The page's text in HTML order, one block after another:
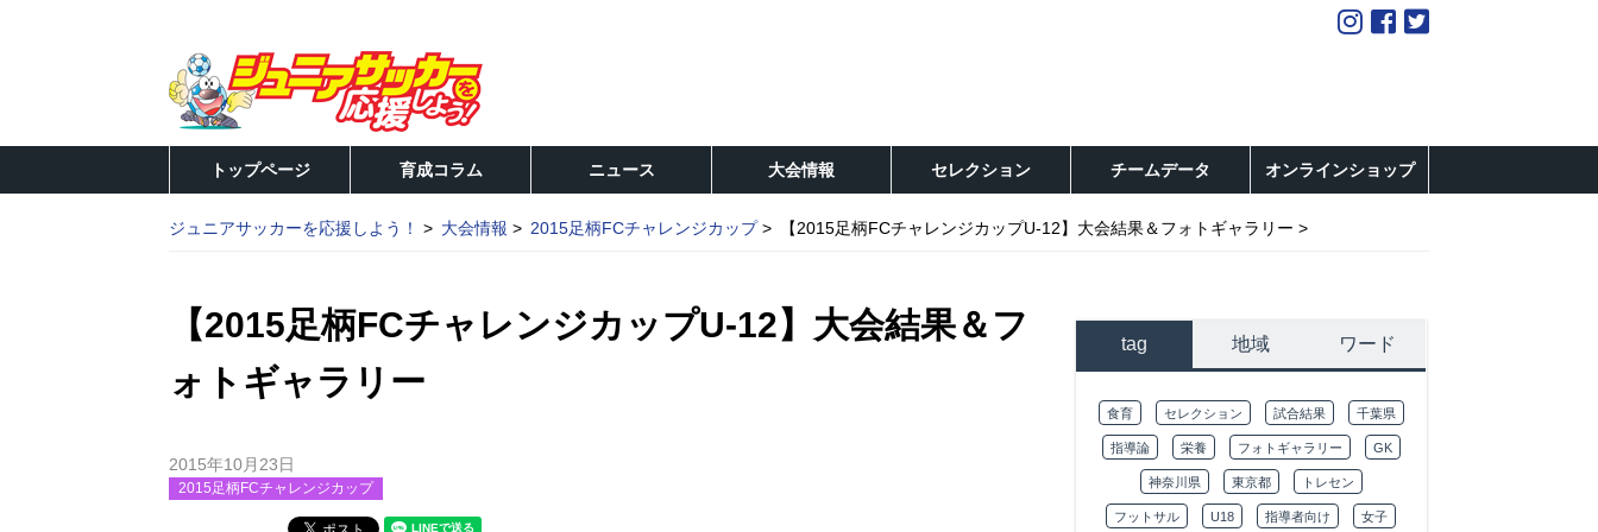
トップページ 育成コラム ニュース 大会情報 セレクション チームデータ オンラインショップ
ジュニアサッカーを応援しよう！ 大会情報 2015足柄FCチャレンジカップ 【2015足柄FCチャレンジカップU-12】大会結果＆フォトギャラリー
【2015足柄FCチャレンジカップU-12】大会結果＆フ
ォトギャラリー
2015年10月23日
2015足柄FCチャレンジカップ
tag 地域 ワード
食育 セレクション 試合結果 千葉県
指導論 栄養 フォトギャラリー GK
神奈川県 東京都 トレセン
フットサル U18 指導者向け 女子